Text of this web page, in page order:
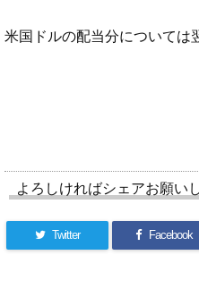
米国ドルの配当分については
よろしければシェアお願い
Twitter Facebook